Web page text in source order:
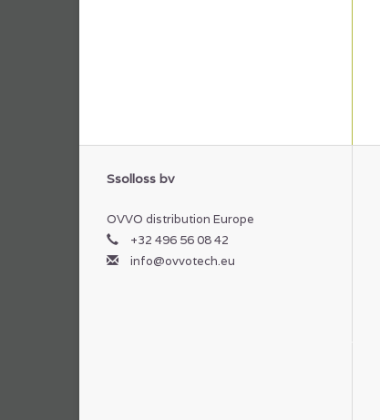
Ssolloss bv
OVVO distribution Europe
+32 496 56 08 42
info@ovvotech.eu